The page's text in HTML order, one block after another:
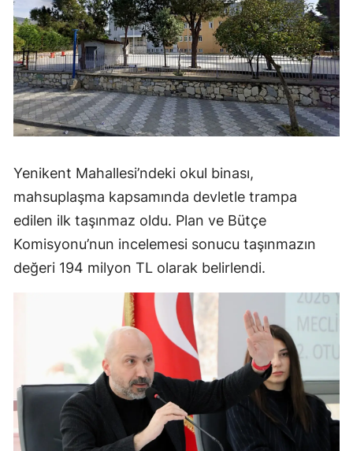
Yenikent Mahallesi’ndeki okul binası,
mahsuplaşma kapsamında devletle trampa
edilen ilk taşınmaz oldu. Plan ve Bütçe
Komisyonu’nun incelemesi sonucu taşınmazın
değeri 194 milyon TL olarak belirlendi.